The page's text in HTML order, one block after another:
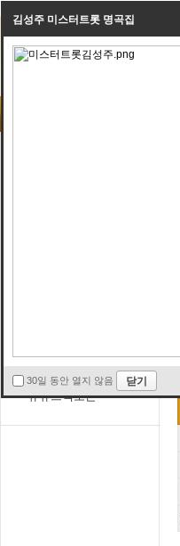
국내뮤지션
해외뮤지션
유튜브색소폰
김성주 미스터트롯 명곡집
30일 동안 열지 않음